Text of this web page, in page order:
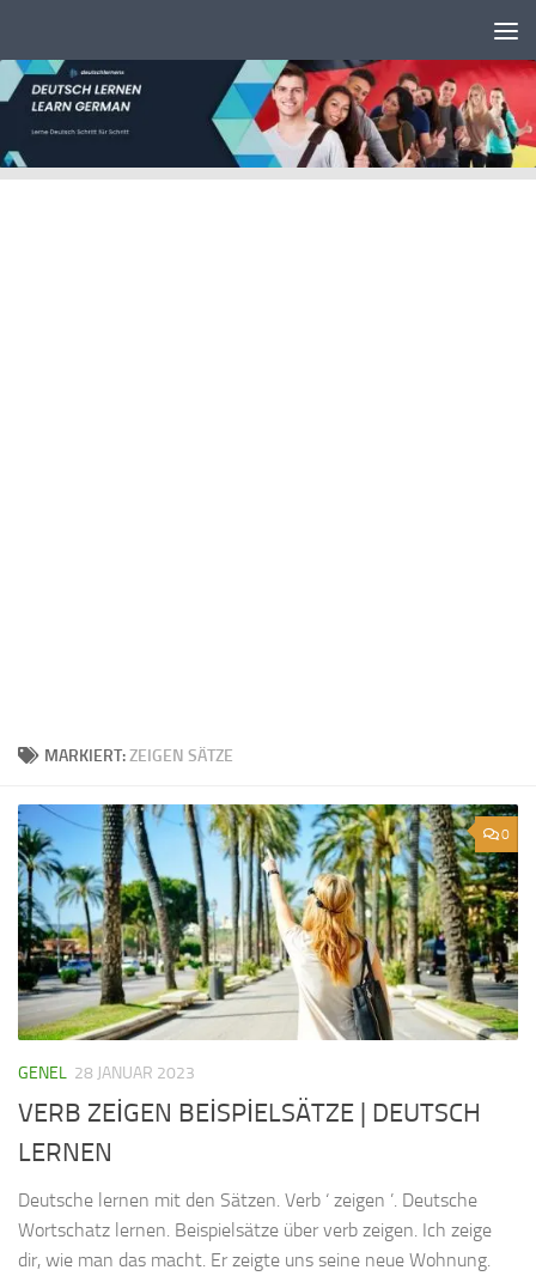
MARKIERT:ZEIGEN SÄTZE
0
GENEL 28 JANUAR 2023
VERB ZEİGEN BEİSPİELSÄTZE | DEUTSCH
LERNEN
Deutsche lernen mit den Sätzen. Verb ‘ zeigen ’. Deutsche
Wortschatz lernen. Beispielsätze über verb zeigen. Ich zeige
dir, wie man das macht. Er zeigte uns seine neue Wohnung.